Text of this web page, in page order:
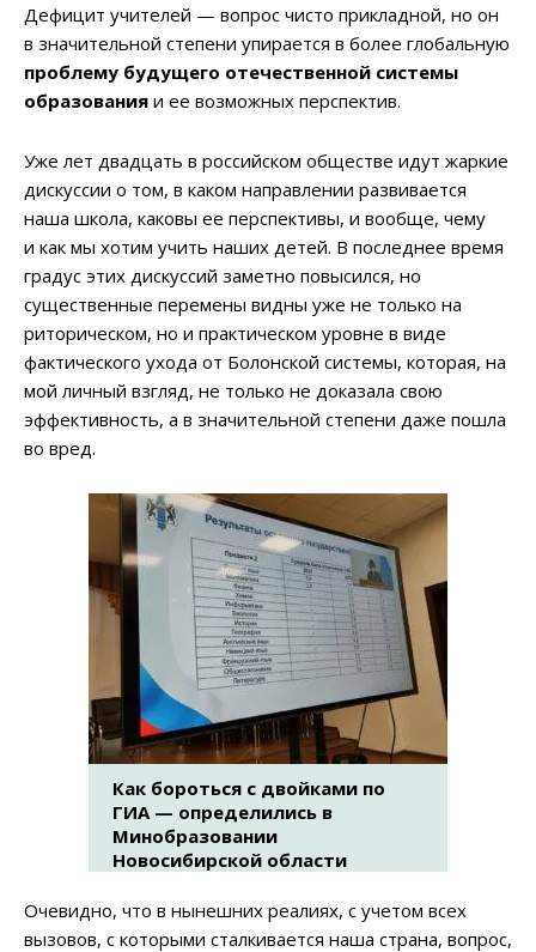
Дефицит учителей — вопрос чисто прикладной, но он
в значительной степени упирается в более глобальную
проблему будущего отечественной системы
образования и ее возможных перспектив.
Уже лет двадцать в российском обществе идут жаркие
дискуссии о том, в каком направлении развивается
наша школа, каковы ее перспективы, и вообще, чему
и как мы хотим учить наших детей. В последнее время
градус этих дискуссий заметно повысился, но
существенные перемены видны уже не только на
риторическом, но и практическом уровне в виде
фактического ухода от Болонской системы, которая, на
мой личный взгляд, не только не доказала свою
эффективность, а в значительной степени даже пошла
во вред.
Как бороться с двойками по
ГИА — определились в
Минобразовании
Новосибирской области
Очевидно, что в нынешних реалиях, с учетом всех
вызовов, с которыми сталкивается наша страна, вопрос,